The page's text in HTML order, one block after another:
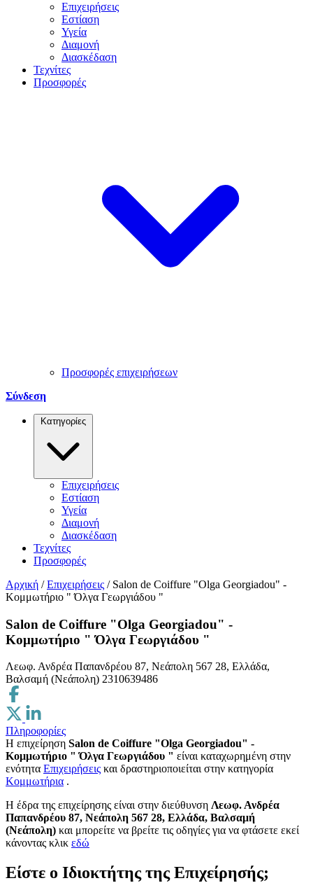
Επιχειρήσεις
Εστίαση
Υγεία
Διαμονή
Διασκέδαση
Τεχνίτες
Προσφορές
Προσφορές επιχειρήσεων
Σύνδεση
Κατηγορίες
Επιχειρήσεις
Εστίαση
Υγεία
Διαμονή
Διασκέδαση
Τεχνίτες
Προσφορές
Αρχική / Επιχειρήσεις / Salon de Coiffure "Olga Georgiadou" -
Κομμωτήριο " Όλγα Γεωργιάδου "
Salon de Coiffure "Olga Georgiadou" -
Κομμωτήριο " Όλγα Γεωργιάδου "
Λεωφ. Ανδρέα Παπανδρέου 87, Νεάπολη 567 28, Ελλάδα,
Βαλσαμή (Νεάπολη) 2310639486
Πληροφορίες
Η επιχείρηση Salon de Coiffure "Olga Georgiadou" -
Κομμωτήριο " Όλγα Γεωργιάδου " είναι καταχωρημένη στην
ενότητα Επιχειρήσεις και δραστηριοποιείται στην κατηγορία
Κομμωτήρια .
H έδρα της επιχείρησης είναι στην διεύθυνση Λεωφ. Ανδρέα
Παπανδρέου 87, Νεάπολη 567 28, Ελλάδα, Βαλσαμή
(Νεάπολη) και μπορείτε να βρείτε τις οδηγίες για να φτάσετε εκεί
κάνοντας κλικ εδώ
Είστε ο Ιδιοκτήτης της Επιχείρησής;